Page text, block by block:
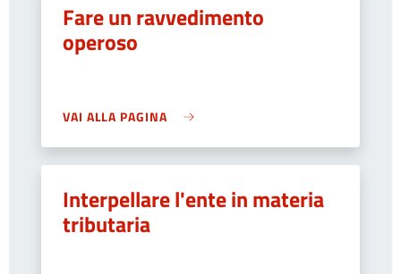
Fare un ravvedimento
operoso
VAI ALLA PAGINA
Interpellare l'ente in materia
tributaria